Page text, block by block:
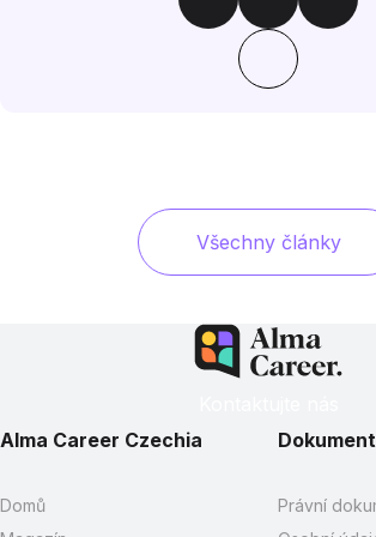
Všechny články
Alma Career Czechia
Domů
Právní